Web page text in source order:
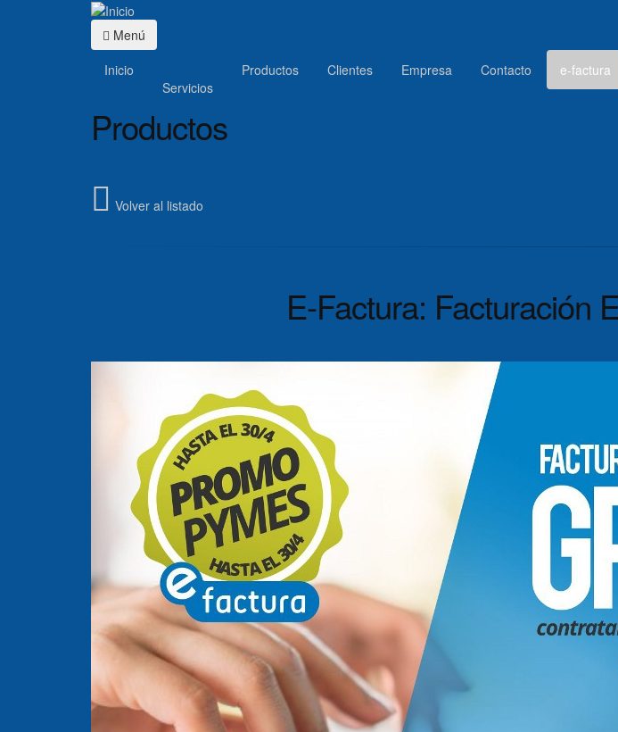
Menú
Inicio
Servicios
Productos Clientes Empresa Contacto e-factura
Productos
Volver al listado
E-Factura: Facturación